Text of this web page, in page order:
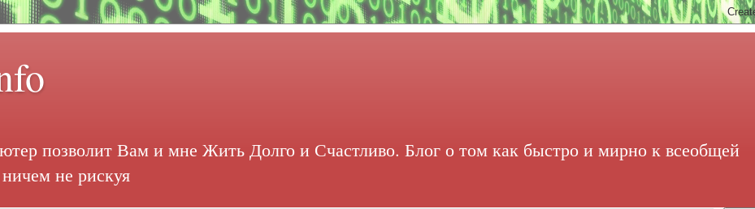
позволит Вам и мне Жить Долго и Счастливо. Блог о том как быстро и мирно к всеобщей
не рискуя